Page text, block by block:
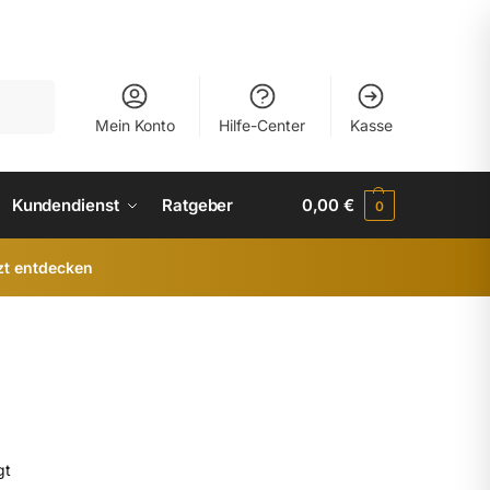
Mein Konto Hilfe-Center Kasse
Kundendienst Ratgeber 0,00€ 0
entdecken